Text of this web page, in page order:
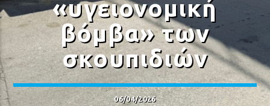
Prisma Radio 90,2
«υγειονομική
βόμβα» των
σκουπιδιών
06/04/2026